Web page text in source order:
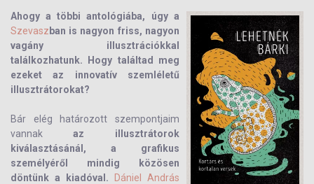
Ahogy a többi antológiába, úgy a
Szevasz ban is nagyon friss, nagyon
vagány illusztrációkkal
találkozhatunk. Hogy találtad meg
ezeket az innovatív szemléletű
illusztrátorokat?
Bár elég határozott szempontjaim
vannakaz illusztrátorok
kiválasztásánál, a grafikus
személyéről mindig közösen
döntünk a kiadóval. Dániel András